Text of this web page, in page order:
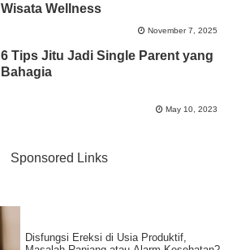
Wisata Wellness
November 7, 2025
6 Tips Jitu Jadi Single Parent yang
Bahagia
May 10, 2023
Sponsored Links
Disfungsi Ereksi di Usia Produktif,